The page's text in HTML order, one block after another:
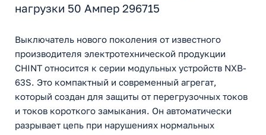
нагрузки 50 Ампер 296715
Выключатель нового поколения от известного
производителя электротехнической продукции
CHINT относится к серии модульных устройств NXB-
63S. Это компактный и современный агрегат,
который создан для защиты от перегрузочных токов
и токов короткого замыкания. Он автоматически
разрывает цепь при нарушениях нормальных